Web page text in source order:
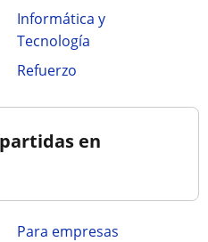
Informática y
Tecnología
Refuerzo
en
para empresas